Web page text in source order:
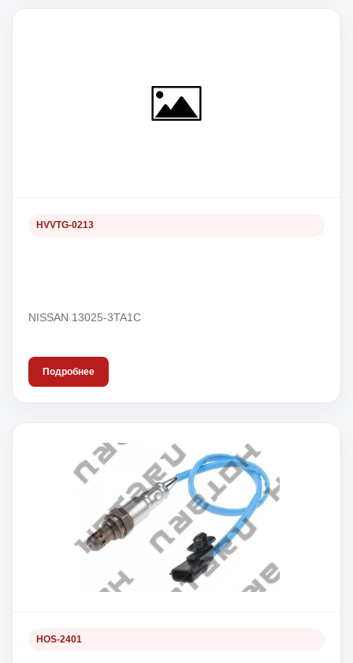
HVVTG-0213
NISSAN 13025-3TA1C
Подробнее
HOS-2401